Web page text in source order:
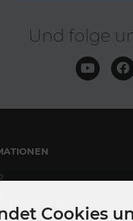
Und folge
Cookies